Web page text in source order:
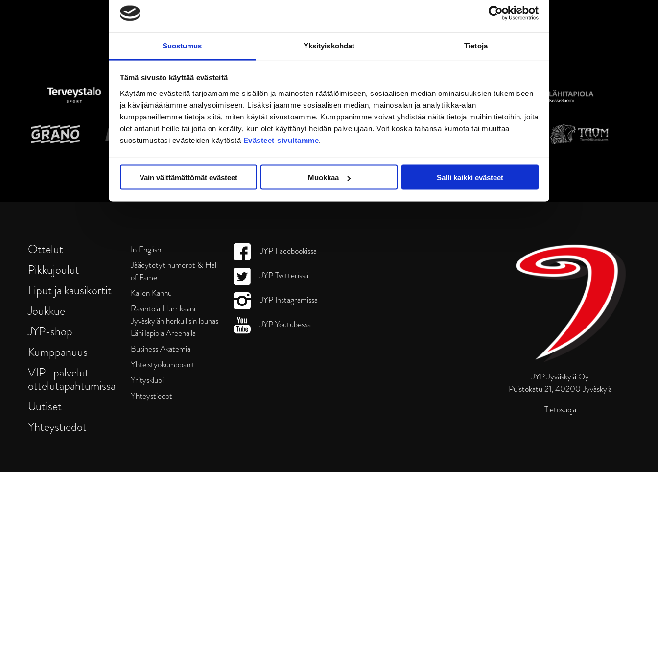
Suostumus Yksityiskohdat Tietoja
Tämä sivusto käyttää evästeitä
Käytämme evästeitä tarjoamamme sisällön ja mainosten räätälöimiseen, sosiaalisen median ominaisuuksien tukemiseen
ja kävijämäärämme analysoimiseen. Lisäksi jaamme sosiaalisen median, mainosalan ja analytiikka-alan
kumppaneillemme tietoja siitä, miten käytät sivustoamme. Kumppanimme voivat yhdistää näitä tietoja muihin tietoihin, joita
olet antanut heille tai joita on kerätty, kun olet käyttänyt heidän palvelujaan. Voit koska tahansa kumota tai muuttaa
suostumustasi evästeiden käytöstä Evästeet-sivultamme.
Vain välttämättömät evästeet Muokkaa Salli kaikki evästeet
JYP Jyväskylä Oy
Puistokatu 21, 40200 Jyväskylä
Tietosuoja
Ottelut
Pikkujoulut
Liput ja kausikortit
Joukkue
JYP-shop
Kumppanuus
VIP -palvelut
ottelutapahtumissa
Uutiset
Yhteystiedot
In English
Jäädytetyt numerot & Hall
of Fame
Kallen Kannu
Ravintola Hurrikaani –
Jyväskylän herkullisin lounas
LähiTapiola Areenalla
Business Akatemia
Yhteistyökumppanit
Yritysklubi
Yhteystiedot
JYP Facebookissa
JYP Twitterissä
JYP Instagramissa
JYP Youtubessa